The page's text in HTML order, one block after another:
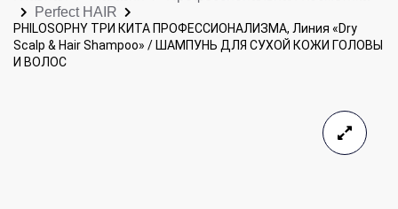
Perfect HAIR
PHILOSOPHY ТРИ КИТА ПРОФЕССИОНАЛИЗМА, Линия «Dry
Scalp & Hair Shampoo» / ШАМПУНЬ ДЛЯ СУХОЙ КОЖИ ГОЛОВЫ
И ВОЛОС